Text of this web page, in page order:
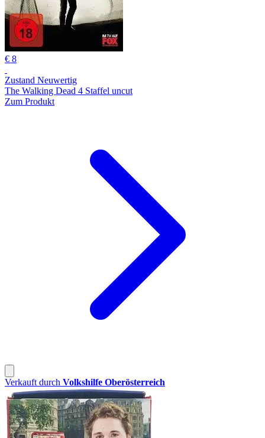
€ 8
Zustand Neuwertig
The Walking Dead 4 Staffel uncut
Zum Produkt
Verkauft durch Volkshilfe Oberösterreich